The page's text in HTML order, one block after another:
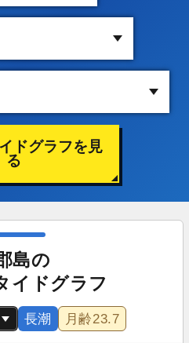
ドグラフを見
る
島の
イドグラフ
長潮 月齢23.7